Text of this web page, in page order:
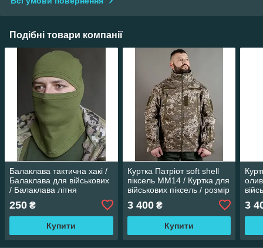
Подібні товари компанії
Балаклава тактична хакі /
Балаклава для військових
/ Балаклава літня
250 ₴
Купити
Куртка Патріот soft shell
піксель ММ14 / Куртка для
військових піксель / розмір
3 400₴
Купити
3